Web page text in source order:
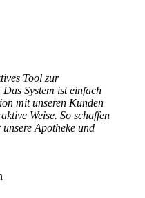
Tool zur
System ist einfach
mit unseren Kunden
Weise. So schaffen
Apotheke und